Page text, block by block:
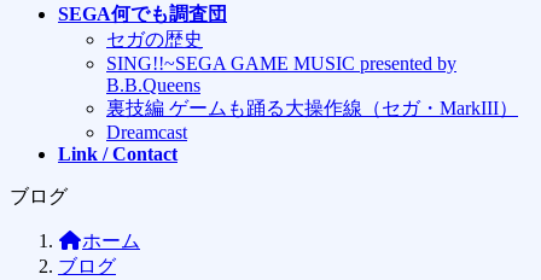
SEGA何でも調査団
セガの歴史
SING!!~SEGA GAME MUSIC presented by
B.B.Queens
裏技編 ゲームも踊る大操作線（セガ・MarkIII）
Dreamcast
Link / Contact
ブログ
ホーム
ブログ